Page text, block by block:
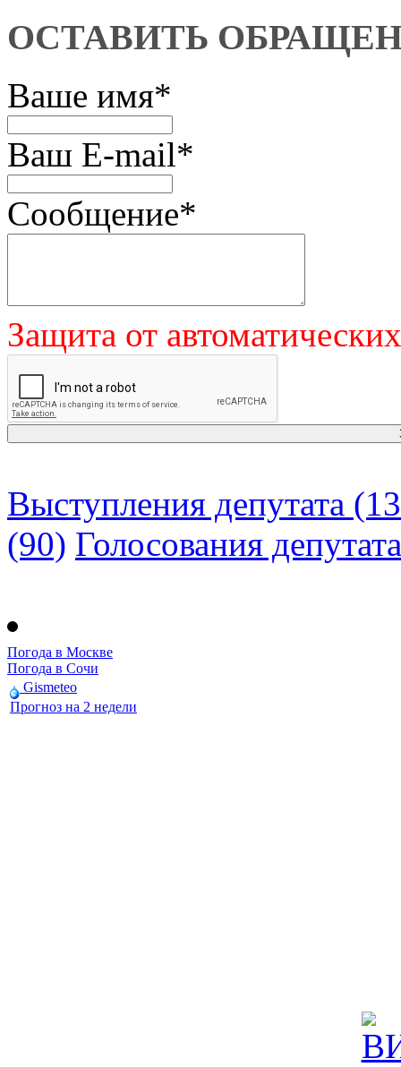
ОСТАВИТЬ
Ваше имя*
Ваш E-mail*
Сообщение*
Защита от
Выступления депутата
(90) Голосования депутата
Погода в Москве
Погода в Сочи
Gismeteo
Прогноз на 2 недели